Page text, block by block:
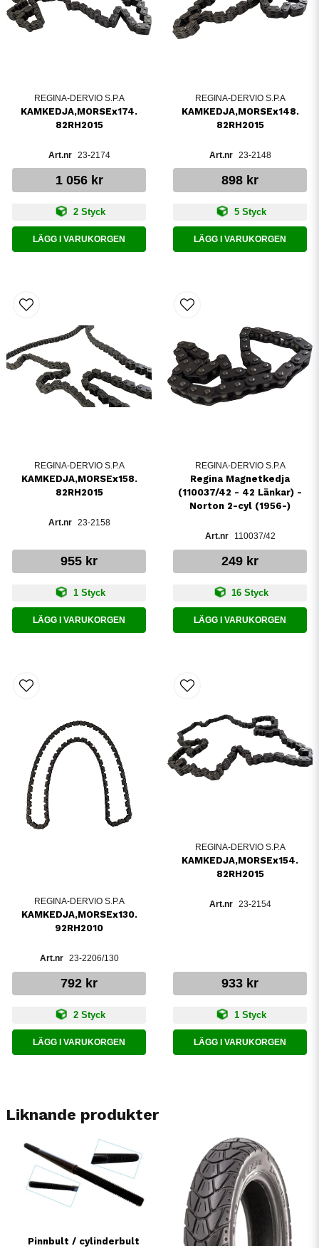
REGINA-DERVIO S.P.A
KAMKEDJA,MORSEx174.
82RH2015
23-2174
1 056 kr
2 Styck
LÄGG I VARUKORGEN
REGINA-DERVIO S.P.A
KAMKEDJA,MORSEx148.
82RH2015
23-2148
898 kr
5 Styck
LÄGG I VARUKORGEN
REGINA-DERVIO S.P.A
KAMKEDJA,MORSEx158.
82RH2015
23-2158
955 kr
1 Styck
LÄGG I VARUKORGEN
REGINA-DERVIO S.P.A
Regina Magnetkedja
(110037/42 - 42 Länkar) -
Norton 2-cyl (1956-)
110037/42
249 kr
16 Styck
LÄGG I VARUKORGEN
REGINA-DERVIO S.P.A
KAMKEDJA,MORSEx130.
92RH2010
23-2206/130
792 kr
2 Styck
LÄGG I VARUKORGEN
REGINA-DERVIO S.P.A
KAMKEDJA,MORSEx154.
82RH2015
23-2154
933 kr
1 Styck
LÄGG I VARUKORGEN
Liknande produkter
Pinnbult / cylinderbult